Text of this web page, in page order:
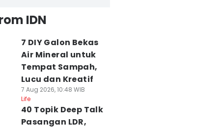
IDN
7 DIY Galon Bekas
Air Mineral untuk
Tempat Sampah,
Lucu dan Kreatif
7 Aug 2026, 10:48 WIB
Life
40 Topik Deep Talk
Pasangan LDR,